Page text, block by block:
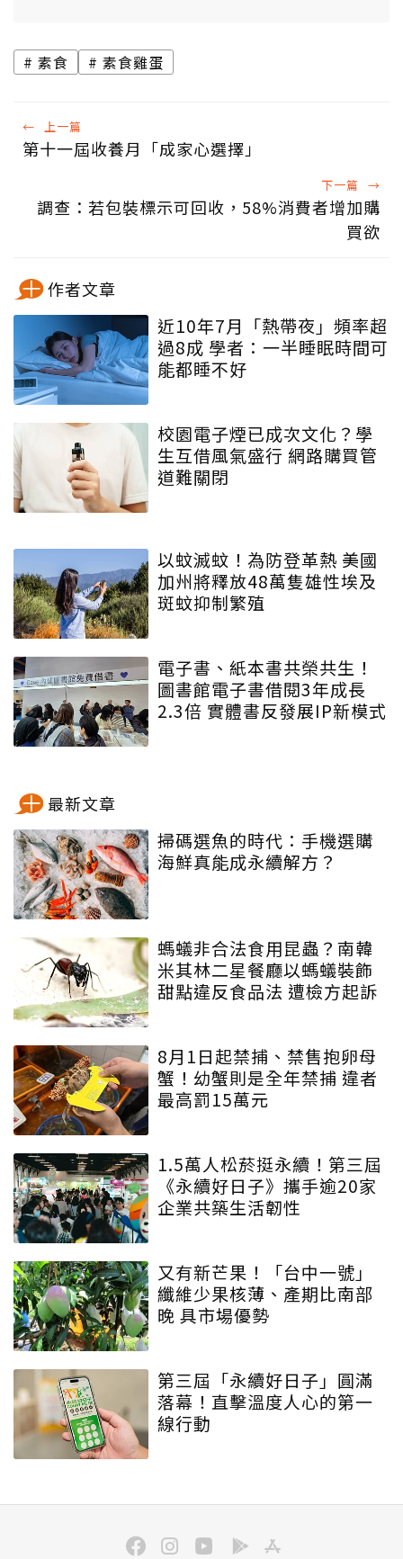
素食 素食雞蛋
← 上一篇
第十一屆收養月「成家心選擇」
下一篇 →
調查：若包裝標示可回收，58%消費者增加購
買欲
作者文章
近10年7月「熱帶夜」頻率超
過8成 學者：一半睡眠時間可
能都睡不好
校園電子煙已成次文化？學
生互借風氣盛行 網路購買管
道難關閉
以蚊滅蚊！為防登革熱 美國
加州將釋放48萬隻雄性埃及
斑蚊抑制繁殖
電子書、紙本書共榮共生！
圖書館電子書借閱3年成長
2.3倍 實體書反發展IP新模式
最新文章
掃碼選魚的時代：手機選購
海鮮真能成永續解方？
螞蟻非合法食用昆蟲？南韓
米其林二星餐廳以螞蟻裝飾
甜點違反食品法 遭檢方起訴
8月1日起禁捕、禁售抱卵母
蟹！幼蟹則是全年禁捕 違者
最高罰15萬元
1.5萬人松菸挺永續！第三屆
《永續好日子》攜手逾20家
企業共築生活韌性
又有新芒果！「台中一號」
纖維少果核薄、產期比南部
晚 具市場優勢
第三屆「永續好日子」圓滿
落幕！直擊溫度人心的第一
線行動